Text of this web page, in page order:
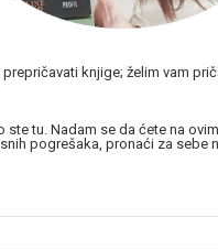
prepričavati knjige; želim vam
ste tu. Nadam se da ćete na
pogrešaka, pronaći za sebe